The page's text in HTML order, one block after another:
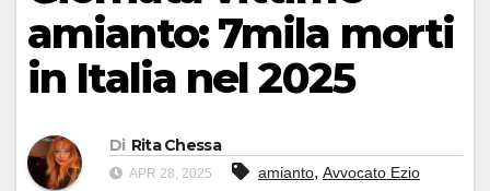
amianto: 7mila morti
in Italia nel 2025
Di Rita Chessa
APR 28, 2025 amianto, Avvocato Ezio